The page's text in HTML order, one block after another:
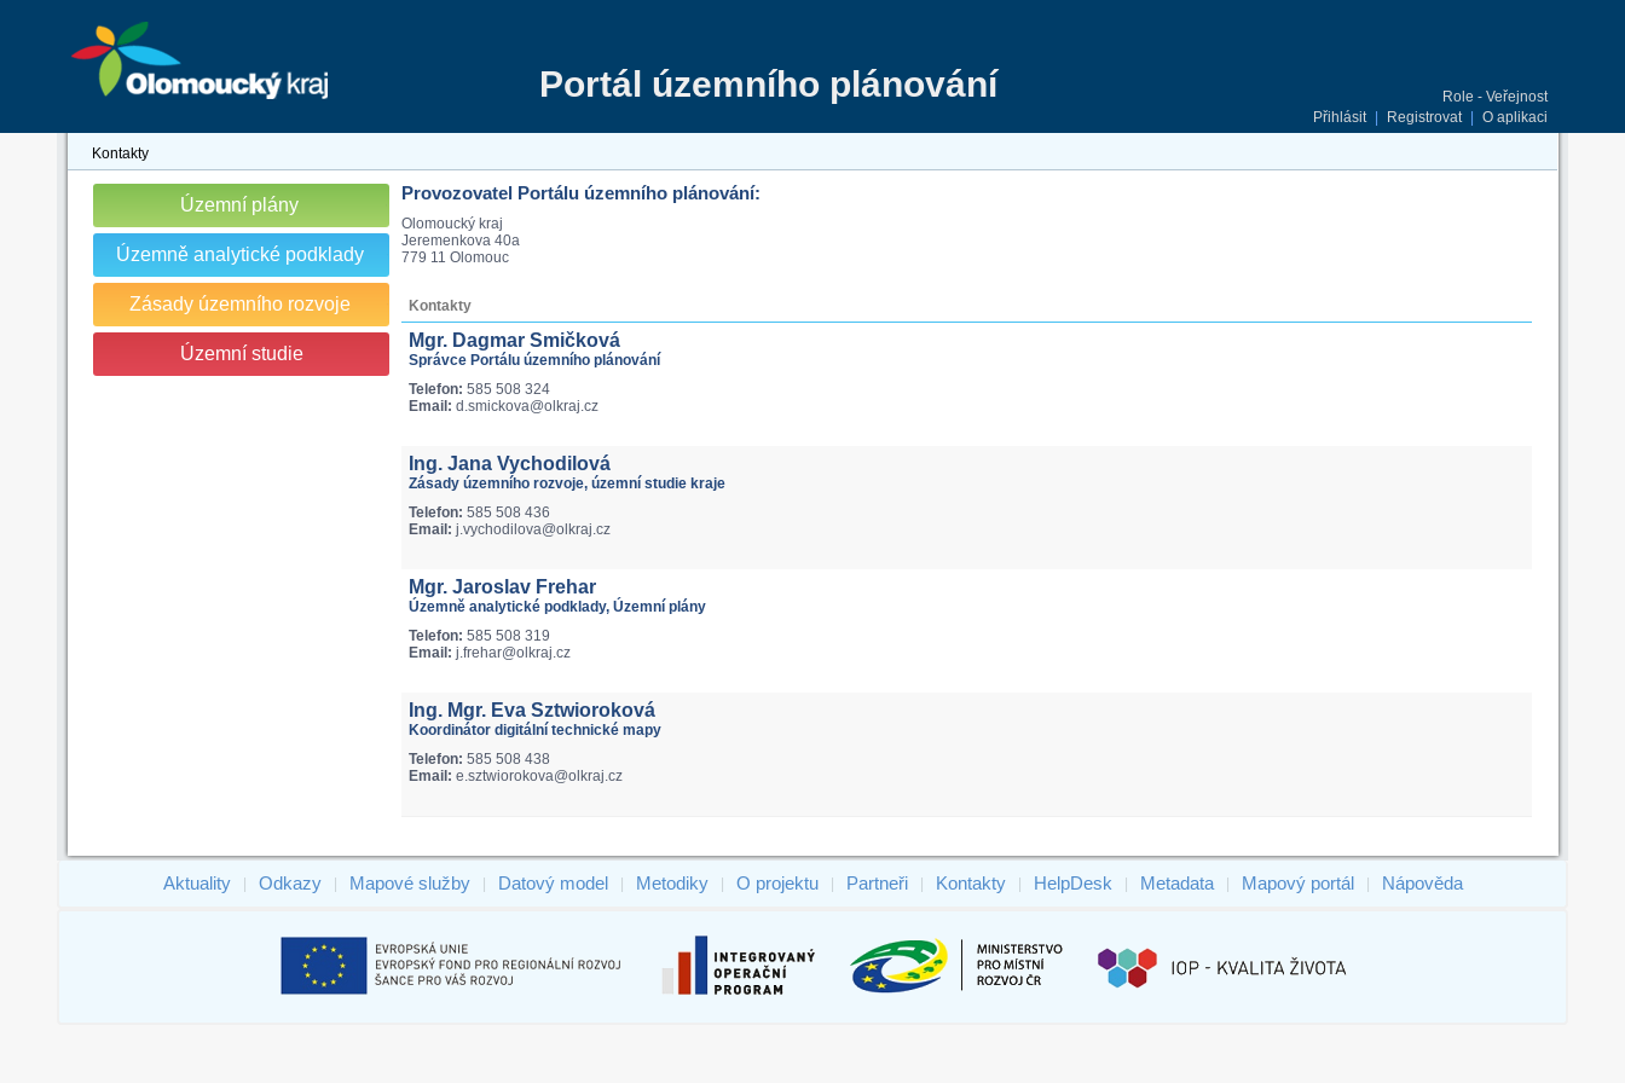
Portál územního plánování
Role - Veřejnost
Přihlásit
Registrovat O aplikaci
Kontakty
Územní plány
Územně analytické podklady
Zásady územního rozvoje
Územní studie
Provozovatel Portálu územního plánování:
Olomoucký kraj
Jeremenkova 40a
779 11 Olomouc
Kontakty
Mgr. Dagmar Smičková
Správce Portálu územního plánování
Telefon: 585 508 324
Email: d.smickova@olkraj.cz
Ing. Jana Vychodilová
Zásady územního rozvoje, územní studie kraje
Telefon: 585 508 436
Email: j.vychodilova@olkraj.cz
Mgr. Jaroslav Frehar
Územně analytické podklady, Územní plány
Telefon: 585 508 319
Email: j.frehar@olkraj.cz
Ing. Mgr. Eva Sztwioroková
Koordinátor digitální technické mapy
Telefon: 585 508 438
Email: e.sztwiorokova@olkraj.cz
Aktuality Odkazy Mapové služby Datový model Metodiky O projektu Partneři Kontakty HelpDesk Metadata Mapový portál Nápověda